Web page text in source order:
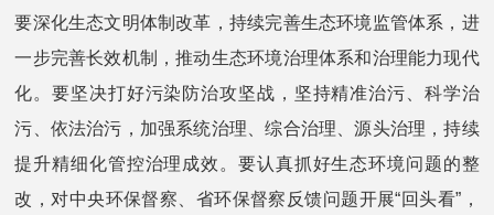
要深化生态文明体制改革，持续完善生态环境监管体系，进
一步完善长效机制，推动生态环境治理体系和治理能力现代
化。要坚决打好污染防治攻坚战，坚持精准治污、科学治
污、依法治污，加强系统治理、综合治理、源头治理，持续
提升精细化管控治理成效。要认真抓好生态环境问题的整
改，对中央环保督察、省环保督察反馈问题开展“回头看”，